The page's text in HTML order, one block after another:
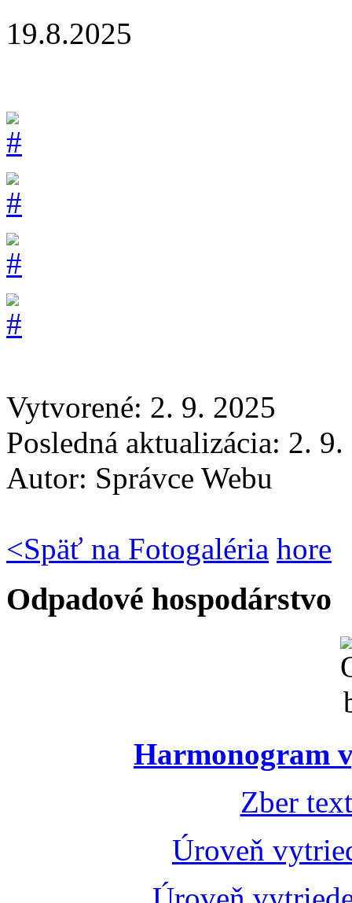
19.8.2025
Vytvorené: 2. 9. 2025
Posledná aktualizácia: 2.
Autor: Správce Webu
<Späť na Fotogaléria hore
Odpadové hospodárstvo
Harmonogram
Zber
Úroveň